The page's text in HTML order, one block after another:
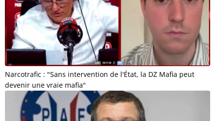
Narcotrafic : "Sans intervention de l'État, la DZ Mafia peut
devenir une vraie mafia"